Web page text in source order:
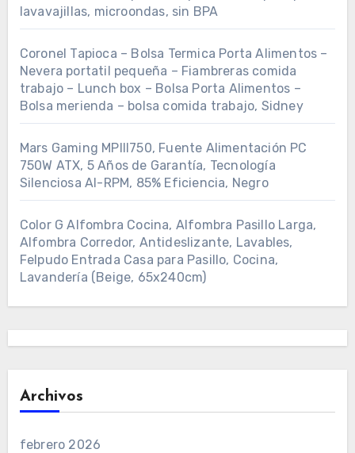
lavavajillas, microondas, sin BPA
Coronel Tapioca – Bolsa Termica Porta Alimentos –
Nevera portatil pequeña – Fiambreras comida
trabajo – Lunch box – Bolsa Porta Alimentos –
Bolsa merienda – bolsa comida trabajo, Sidney
Mars Gaming MPIII750, Fuente Alimentación PC
750W ATX, 5 Años de Garantía, Tecnología
Silenciosa AI-RPM, 85% Eficiencia, Negro
Color G Alfombra Cocina, Alfombra Pasillo Larga,
Alfombra Corredor, Antideslizante, Lavables,
Felpudo Entrada Casa para Pasillo, Cocina,
Lavandería (Beige, 65x240cm)
Archivos
febrero 2026